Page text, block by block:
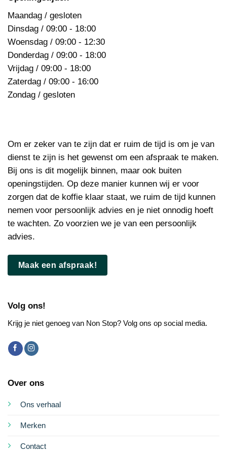
Maandag / gesloten
Dinsdag / 09:00 - 18:00
Woensdag / 09:00 - 12:30
Donderdag / 09:00 - 18:00
Vrijdag / 09:00 - 18:00
Zaterdag / 09:00 - 16:00
Zondag / gesloten
Om er zeker van te zijn dat er ruim de tijd is om je van
dienst te zijn is het gewenst om een afspraak te maken.
Bij ons is dit mogelijk binnen, maar ook buiten
openingstijden. Op deze manier kunnen wij er voor
zorgen dat de koffie klaar staat, we ruim de tijd kunnen
nemen voor persoonlijk advies en je niet onnodig hoeft
te wachten. Zo voorzien we je van een persoonlijk
advies.
Maak een afspraak!
Volg ons!
Krijg je niet genoeg van Non Stop? Volg ons op social media.
Over ons
Ons verhaal
Merken
Contact